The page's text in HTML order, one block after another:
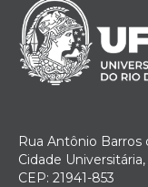
Rua Antônio Barros
Cidade
CEP: 21941-853